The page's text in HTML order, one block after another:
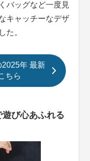
バッグなど一度見
キャッチーなデザ
た。
年 最新
ちら
び心あふれる